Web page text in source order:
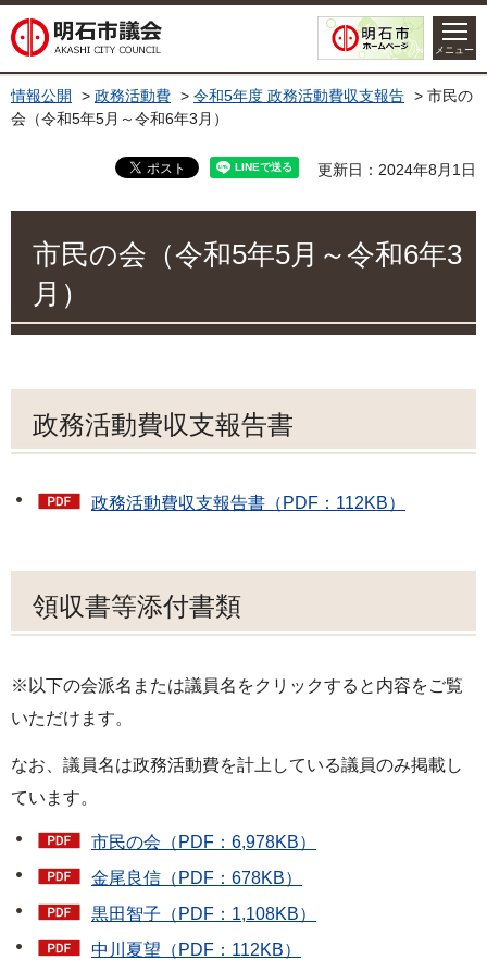
明石市議会
メニュー
情報公開 > 政務活動費 > 令和5年度 政務活動費収支報告 > 市民の
会（令和5年5月～令和6年3月）
更新日：2024年8月1日
市民の会（令和5年5月～令和6年3
月）
政務活動費収支報告書
政務活動費収支報告書（PDF：112KB）
領収書等添付書類
※以下の会派名または議員名をクリックすると内容をご覧
いただけます。
なお、議員名は政務活動費を計上している議員のみ掲載し
ています。
市民の会（PDF：6,978KB）
金尾良信（PDF：678KB）
黒田智子（PDF：1,108KB）
中川夏望（PDF：112KB）